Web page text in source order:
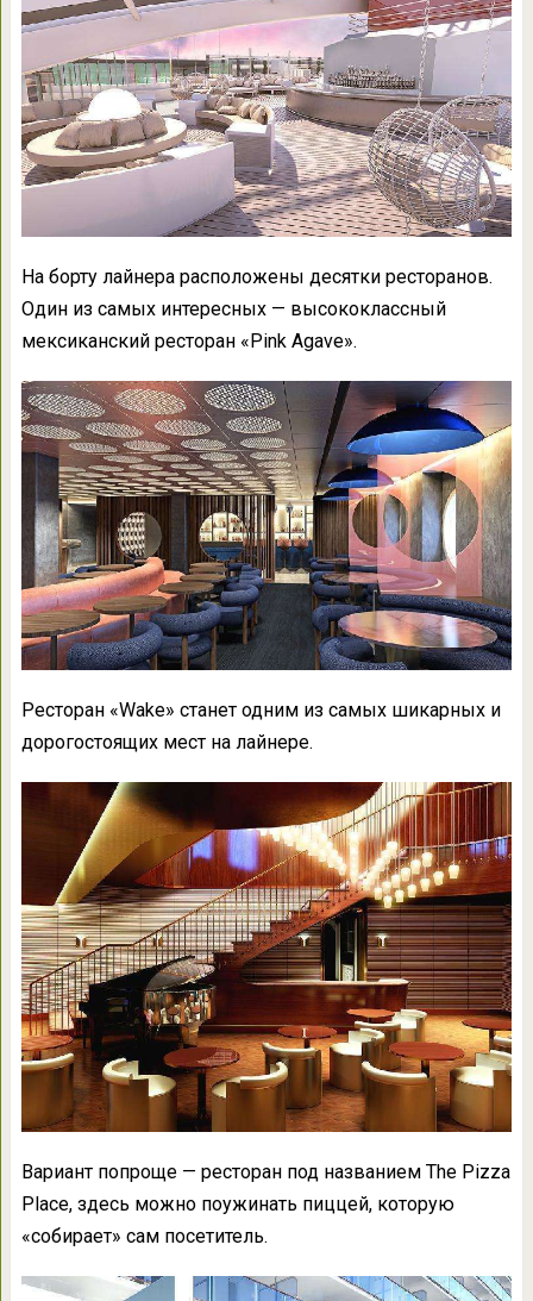
На борту лайнера расположены десятки ресторанов.
Один из самых интересных — высококлассный
мексиканский ресторан «Pink Agave».
Ресторан «Wake» станет одним из самых шикарных и
дорогостоящих мест на лайнере.
Вариант попроще — ресторан под названием The Pizza
Place, здесь можно поужинать пиццей, которую
«собирает» сам посетитель.